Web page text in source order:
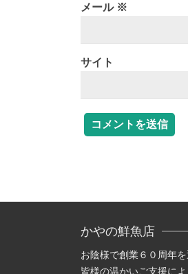
メール ※
サイト
かやの鮮魚店
お陰様で創業６０周年
皆様の温かいご支援に